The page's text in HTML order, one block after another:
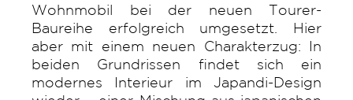
Wohnmobil bei der neuen Tourer-
Baureihe erfolgreich umgesetzt. Hier
aber mit einem neuen Charakterzug: In
beiden Grundrissen findet sich ein
modernes Interieur im Japandi-Design